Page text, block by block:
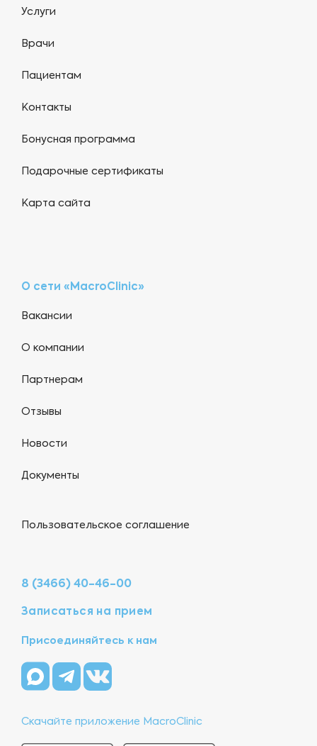
Услуги
Врачи
Пациентам
Контакты
Бонусная программа
Подарочные сертификаты
Карта сайта
О сети «MacroClinic»
Вакансии
О компании
Партнерам
Отзывы
Новости
Документы
Пользовательское соглашение
8 (3466) 40-46-00
Записаться на прием
Присоединяйтесь к нам
Скачайте приложение MacroClinic